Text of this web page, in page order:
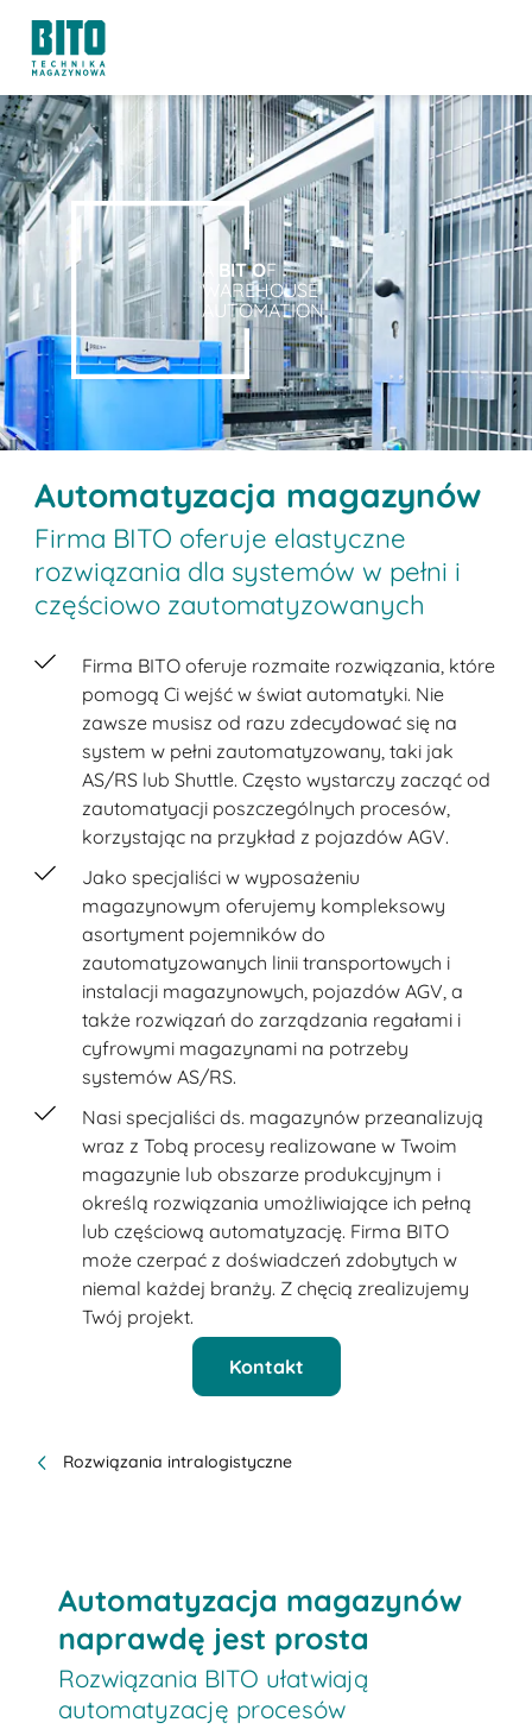
A BIT OF
WAREHOUSE
AUTOMATION.
Automatyzacja magazynów
Firma BITO oferuje elastyczne
rozwiązania dla systemów w pełni i
częściowo zautomatyzowanych
Firma BITO oferuje rozmaite rozwiązania, które
pomogą Ci wejść w świat automatyki. Nie
zawsze musisz od razu zdecydować się na
system w pełni zautomatyzowany, taki jak
AS/RS lub Shuttle. Często wystarczy zacząć od
zautomatyacji poszczególnych procesów,
korzystając na przykład z pojazdów AGV.
Jako specjaliści w wyposażeniu
magazynowym oferujemy kompleksowy
asortyment pojemników do
zautomatyzowanych linii transportowych i
instalacji magazynowych, pojazdów AGV, a
także rozwiązań do zarządzania regałami i
cyfrowymi magazynami na potrzeby
systemów AS/RS.
Nasi specjaliści ds. magazynów przeanalizują
wraz z Tobą procesy realizowane w Twoim
magazynie lub obszarze produkcyjnym i
określą rozwiązania umożliwiające ich pełną
lub częściową automatyzację. Firma BITO
może czerpać z doświadczeń zdobytych w
niemal każdej branży. Z chęcią zrealizujemy
Twój projekt.
Kontakt
Rozwiązania intralogistyczne
Automatyzacja magazynów
naprawdę jest prosta
Rozwiązania BITO ułatwiają
automatyzację procesów